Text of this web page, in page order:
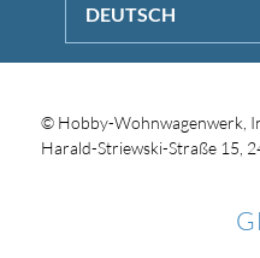
DEUTSCH
© Hobby-Wohnwagenwerk,
Harald-Striewski-Straße 15,